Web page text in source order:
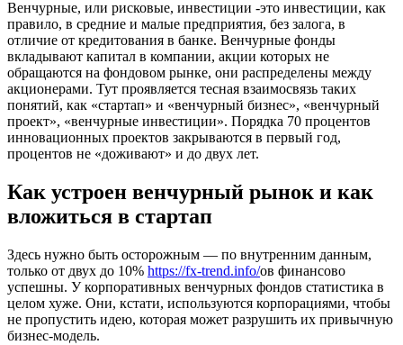
Венчурные, или рисковые, инвестиции -это инвестиции, как
правило, в средние и малые предприятия, без залога, в
отличие от кредитования в банке. Венчурные фонды
вкладывают капитал в компании, акции которых не
обращаются на фондовом рынке, они распределены между
акционерами. Тут проявляется тесная взаимосвязь таких
понятий, как «стартап» и «венчурный бизнес», «венчурный
проект», «венчурные инвестиции». Порядка 70 процентов
инновационных проектов закрываются в первый год,
процентов не «доживают» и до двух лет.
Как устроен венчурный рынок и как
вложиться в стартап
Здесь нужно быть осторожным — по внутренним данным,
только от двух до 10% https://fx-trend.info/ов финансово
успешны. У корпоративных венчурных фондов статистика в
целом хуже. Они, кстати, используются корпорациями, чтобы
не пропустить идею, которая может разрушить их привычную
бизнес-модель.